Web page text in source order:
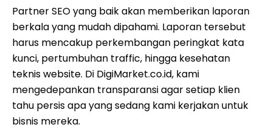
Partner SEO yang baik akan memberikan laporan
berkala yang mudah dipahami. Laporan tersebut
harus mencakup perkembangan peringkat kata
kunci, pertumbuhan traffic, hingga kesehatan
teknis website. Di DigiMarket.co.id, kami
mengedepankan transparansi agar setiap klien
tahu persis apa yang sedang kami kerjakan untuk
bisnis mereka.